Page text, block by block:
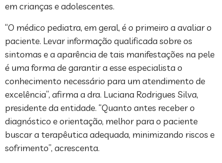
em crianças e adolescentes.
“O médico pediatra, em geral, é o primeiro a avaliar o
paciente. Levar informação qualificada sobre os
sintomas e a aparência de tais manifestações na pele
é uma forma de garantir a esse especialista o
conhecimento necessário para um atendimento de
excelência”, afirma a dra. Luciana Rodrigues Silva,
presidente da entidade. “Quanto antes receber o
diagnóstico e orientação, melhor para o paciente
buscar a terapêutica adequada, minimizando riscos e
sofrimento”, acrescenta.